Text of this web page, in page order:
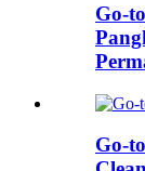
Go-
Go-